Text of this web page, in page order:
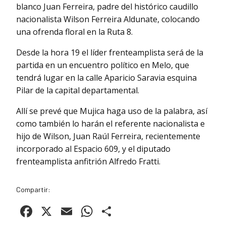
blanco Juan Ferreira, padre del histórico caudillo
nacionalista Wilson Ferreira Aldunate, colocando
una ofrenda floral en la Ruta 8.
Desde la hora 19 el líder frenteamplista será de la
partida en un encuentro político en Melo, que
tendrá lugar en la calle Aparicio Saravia esquina
Pilar de la capital departamental.
Allí se prevé que Mujica haga uso de la palabra, así
como también lo harán el referente nacionalista e
hijo de Wilson, Juan Raúl Ferreira, recientemente
incorporado al Espacio 609, y el diputado
frenteamplista anfitrión Alfredo Fratti.
Compartir:
Facebook
X EmailWhatsApp